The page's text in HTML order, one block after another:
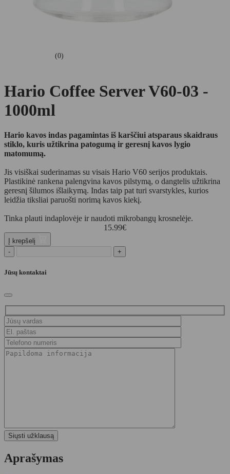
(0)
Hario Coffee Server V60-03 -
1000ml
Hario kavos indas pagamintas iš karščiui atsparaus skaidraus
stiklo, kuris užtikrina patogumą ir geresnį kavos lygio
matomumą.
Jis visiškai suderinamas su visais Hario V60 serijos produktais.
Plastikinė rankena palengvina kavos pilstymą, o dangtelis užtikrina
geresnį šilumos išlaikymą. Indas taip pat turi svarstykles, kurios
leidžia tiksliai paruošti norimą kavos kiekį.
Tinka plauti indaplovėje ir naudoti mikrobangų krosnelėje.
15.99€
Į krepšelį
-
+
Jūsų kontaktai
Aprašymas